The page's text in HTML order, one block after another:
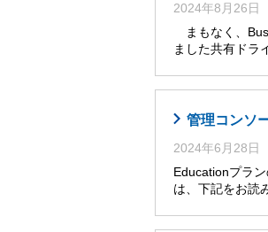
2024年8月26日
まもなく、
ました共有ドラ
管理コンソ
2024年6月28日
Educationプラ
は、下記をお